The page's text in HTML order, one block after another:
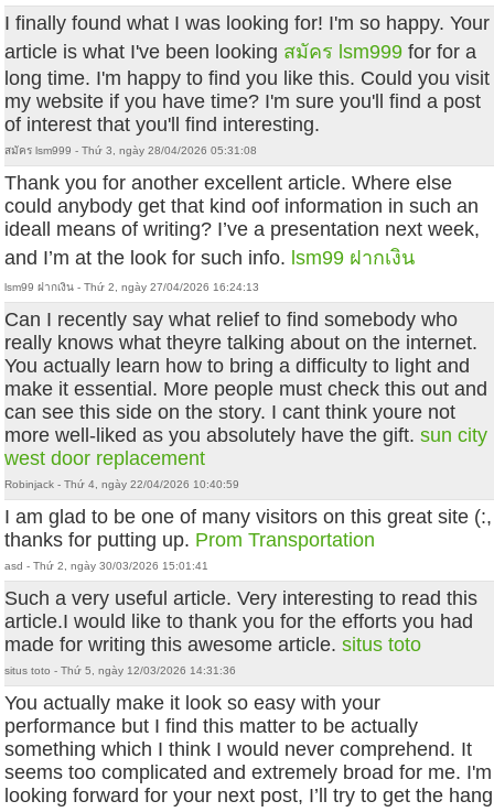
I finally found what I was looking for! I'm so happy. Your
article is what I've been looking สมัคร lsm999 for for a
long time. I'm happy to find you like this. Could you visit
my website if you have time? I'm sure you'll find a post
of interest that you'll find interesting.
สมัคร lsm999 - Thứ 3, ngày 28/04/2026 05:31:08
Thank you for another excellent article. Where else
could anybody get that kind oof information in such an
ideall means of writing? I’ve a presentation next week,
and I’m at the look for such info. lsm99 ฝากเงิน
lsm99 ฝากเงิน - Thứ 2, ngày 27/04/2026 16:24:13
Can I recently say what relief to find somebody who
really knows what theyre talking about on the internet.
You actually learn how to bring a difficulty to light and
make it essential. More people must check this out and
can see this side on the story. I cant think youre not
more well-liked as you absolutely have the gift.sun city
west door replacement
Robinjack - Thứ 4, ngày 22/04/2026 10:40:59
I am glad to be one of many visitors on this great site (:,
thanks for putting up. Prom Transportation
asd - Thứ 2, ngày 30/03/2026 15:01:41
Such a very useful article. Very interesting to read this
article.I would like to thank you for the efforts you had
made for writing this awesome article.situs toto
situs toto - Thứ 5, ngày 12/03/2026 14:31:36
You actually make it look so easy with your
performance but I find this matter to be actually
something which I think I would never comprehend. It
seems too complicated and extremely broad for me. I'm
looking forward for your next post, I’ll try to get the hang